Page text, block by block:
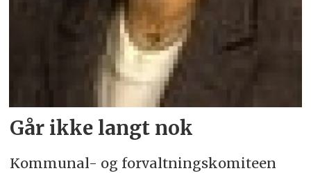
Går ikke langt nok
Kommunal- og forvaltningskomiteen